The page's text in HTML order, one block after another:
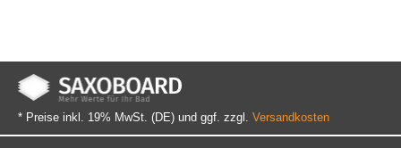
* Preise inkl. 19% MwSt. (DE) und ggf. zzgl. Versandkosten